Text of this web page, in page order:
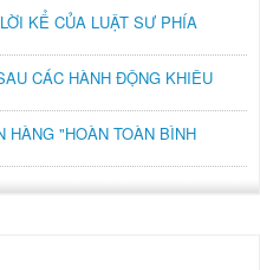
KỂ CỦA LUẬT SƯ PHÍA
CÁC HÀNH ĐỘNG KHIÊU
HÀNG "HOÀN TOÀN BÌNH